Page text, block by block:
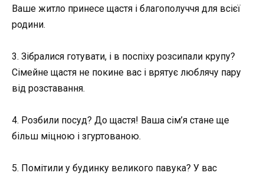
Ваше житло принесе щастя і благополуччя для всієї
родини.
3. Зібралися готувати, і в поспіху розсипали крупу?
Сімейне щастя не покине вас і врятує люблячу пару
від розставання.
4. Розбили посуд? До щастя! Ваша сім’я стане ще
більш міцною і згуртованою.
5. Помітили у будинку великого павука? У вас